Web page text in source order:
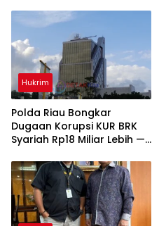
Hukrim
Polda Riau Bongkar
Dugaan Korupsi KUR BRK
Syariah Rp18 Miliar Lebih —
Dijerat